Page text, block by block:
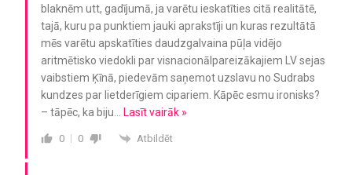
blaknēm utt, gadījumā, ja varētu ieskatīties citā realitātē,
tajā, kuru pa punktiem jauki aprakstīji un kuras rezultātā
mēs varētu apskatīties daudzgalvaina pūļa vidējo
aritmētisko viedokli par visnacionālpareizākajiem LV sejas
vaibstiem Ķīnā, piedevām saņemot uzslavu no Sudrabs
kundzes par lietderīgiem cipariem. Kāpēc esmu ironisks?
– tāpēc, ka biju
Lasīt vairāk »
0 0 Atbildēt